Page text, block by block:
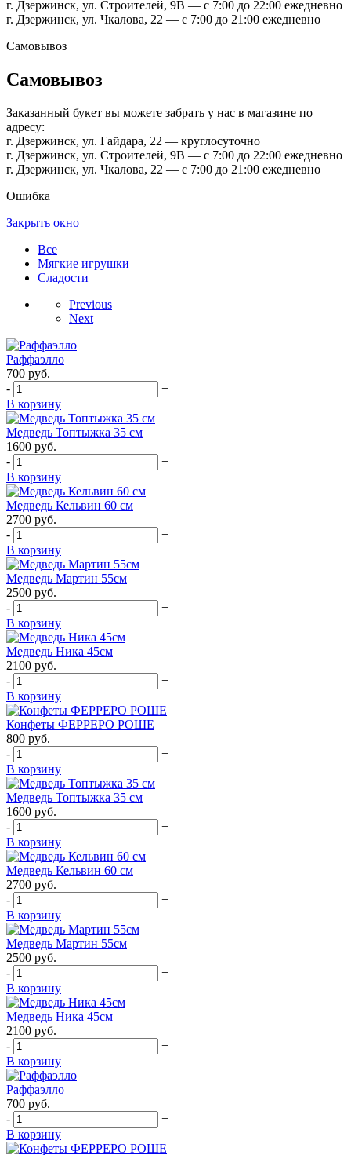
г. Дзержинск, ул. Строителей, 9В — с 7:00 до 22:00 ежедневно
г. Дзержинск, ул. Чкалова, 22 — с 7:00 до 21:00 ежедневно
Самовывоз
Самовывоз
Заказанный букет вы можете забрать у нас в магазине по
адресу:
г. Дзержинск, ул. Гайдара, 22 — круглосуточно
г. Дзержинск, ул. Строителей, 9В — с 7:00 до 22:00 ежедневно
г. Дзержинск, ул. Чкалова, 22 — с 7:00 до 21:00 ежедневно
Ошибка
Закрыть окно
Все
Мягкие игрушки
Сладости
Previous
Next
Раффаэлло
700 руб.
-
+
В корзину
Медведь Топтыжка 35 см
1600 руб.
-
+
В корзину
Медведь Кельвин 60 см
2700 руб.
-
+
В корзину
Медведь Мартин 55см
2500 руб.
-
+
В корзину
Медведь Ника 45см
2100 руб.
-
+
В корзину
Конфеты ФЕРРЕРО РОШЕ
800 руб.
-
+
В корзину
Медведь Топтыжка 35 см
1600 руб.
-
+
В корзину
Медведь Кельвин 60 см
2700 руб.
-
+
В корзину
Медведь Мартин 55см
2500 руб.
-
+
В корзину
Медведь Ника 45см
2100 руб.
-
+
В корзину
Раффаэлло
700 руб.
-
+
В корзину